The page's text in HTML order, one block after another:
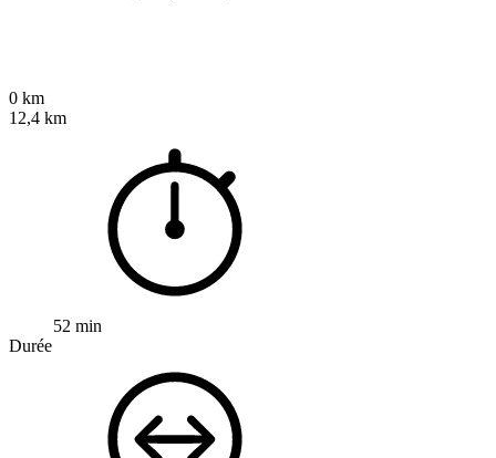
0 km
12,4 km
52 min
Durée